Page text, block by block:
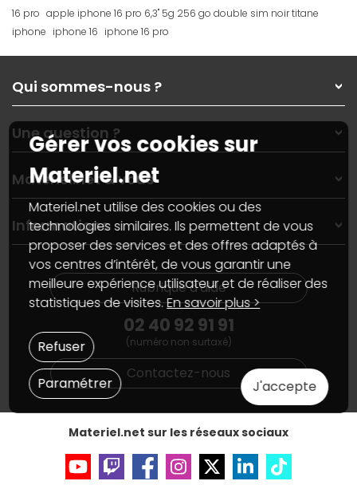
16 pro apple iphone 16 pro 6,3" 5g 256 go double sim noir titane
iphone iphone 16 iphone 16 pro
Qui sommes-nous ?
Qui sommes-nous ?
Nos services
Les magasins Materiel.net
Nos solutions pour les pros
Contactez-nous
Une question ?
Rubrique d'aide / FAQ
Paiement, livraison
Garanties,Pack Zen
SAV, demander un retour
Informations
Guides d'achats et tutoriels
Materiel.net & vous
On répare votre PC portable
On rachète votre carte graphique
PC sur mesure : Votre RDV personnalisé
Notre démarche écologique
Materiel.net recrute
Notre programme d'affiliation
Partenariat & Sponsoring
Informations
Plan du site
Nos marques
Conditions générales de vente
Marketplace
Informations légales
Données personnellesetcookies
Gérer vos cookies
Accessibilité : non conforme
Rubrique d'aide
02 40 92 91 91
(numéro non surtaxé)
Contactez-nous
Materiel.net sur les réseaux sociaux
Gérer vos cookies sur
Materiel.net
Materiel.net utilise des cookies ou des
technologies similaires. Ils permettent de vous
proposer des services et des offres adaptés à
vos centres d’intérêt, de vous garantir une
meilleure expérience utilisateur et de réaliser des
statistiques de visites.En savoir plus >
J'accepte
Paramétrer
Refuser